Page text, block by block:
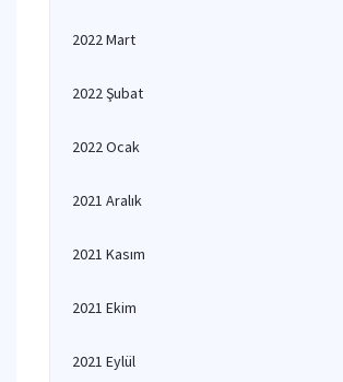
2022 Mart
2022 Şubat
2022 Ocak
2021 Aralık
2021 Kasım
2021 Ekim
2021 Eylül